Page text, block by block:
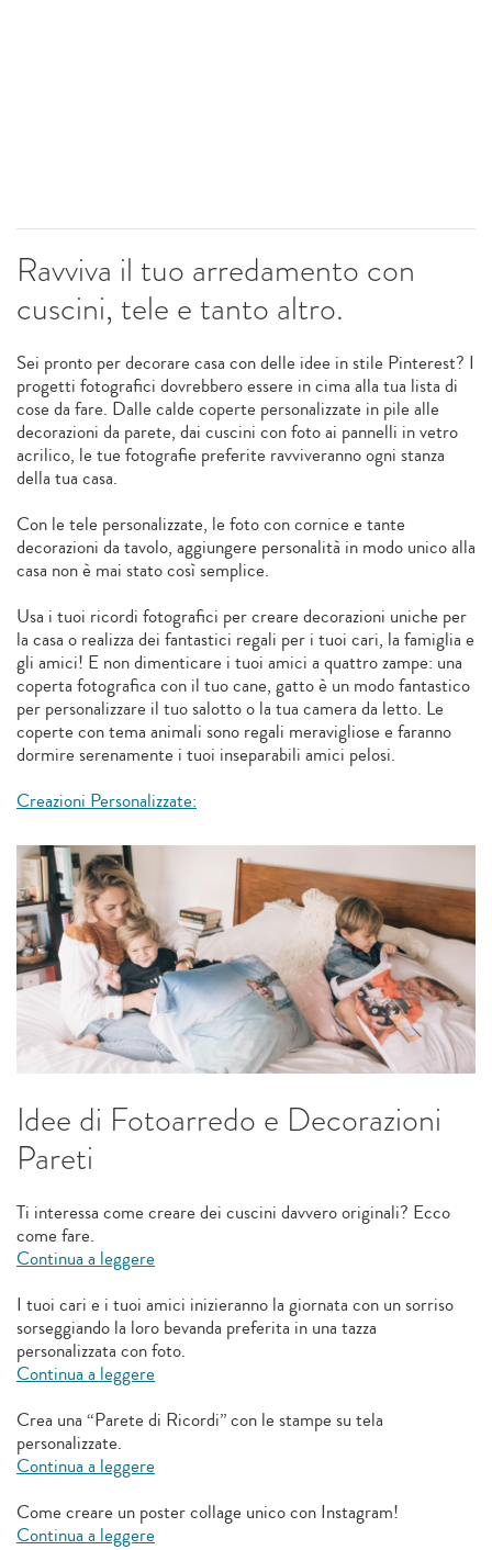
Ravviva il tuo arredamento con
cuscini, tele e tanto altro.
Sei pronto per decorare casa con delle idee in stile Pinterest? I
progetti fotografici dovrebbero essere in cima alla tua lista di
cose da fare. Dalle calde coperte personalizzate in pile alle
decorazioni da parete, dai cuscini con foto ai pannelli in vetro
acrilico, le tue fotografie preferite ravviveranno ogni stanza
della tua casa.
Con le tele personalizzate, le foto con cornice e tante
decorazioni da tavolo, aggiungere personalità in modo unico alla
casa non è mai stato così semplice.
Usa i tuoi ricordi fotografici per creare decorazioni uniche per
la casa o realizza dei fantastici regali per i tuoi cari, la famiglia e
gli amici! E non dimenticare i tuoi amici a quattro zampe: una
coperta fotografica con il tuo cane, gatto è un modo fantastico
per personalizzare il tuo salotto o la tua camera da letto. Le
coperte con tema animali sono regali meravigliose e faranno
dormire serenamente i tuoi inseparabili amici pelosi.
Creazioni Personalizzate:
Idee di Fotoarredo e Decorazioni
Pareti
Ti interessa come creare dei cuscini davvero originali? Ecco
come fare.
Continua a leggere
I tuoi cari e i tuoi amici inizieranno la giornata con un sorriso
sorseggiando la loro bevanda preferita in una tazza
personalizzata con foto.
Continua a leggere
Crea una “Parete di Ricordi” con le stampe su tela
personalizzate.
Continua a leggere
Come creare un poster collage unico con Instagram!
Continua a leggere